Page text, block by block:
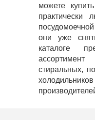
можете
практически
они уже
каталоге
стиральных,